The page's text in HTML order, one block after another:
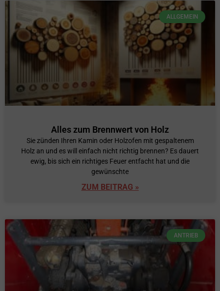
ALLGEMEIN
Alles zum Brennwert von Holz
Sie zünden Ihren Kamin oder Holzofen mit gespaltenem
Holz an und es will einfach nicht richtig brennen? Es dauert
ewig, bis sich ein richtiges Feuer entfacht hat und die
gewünschte
ZUM BEITRAG »
ANTRIEB